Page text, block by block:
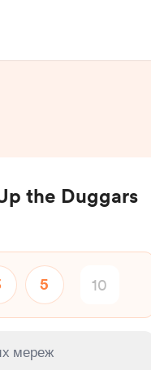
the Duggars
5